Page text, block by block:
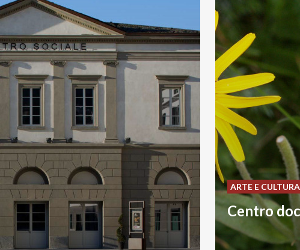
ARTE E CULTURA